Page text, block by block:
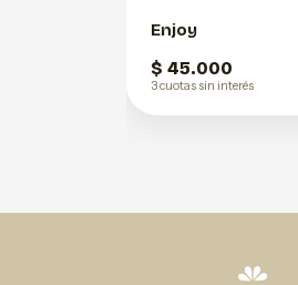
Enjoy
$ 45.000
3 cuotas sin interés